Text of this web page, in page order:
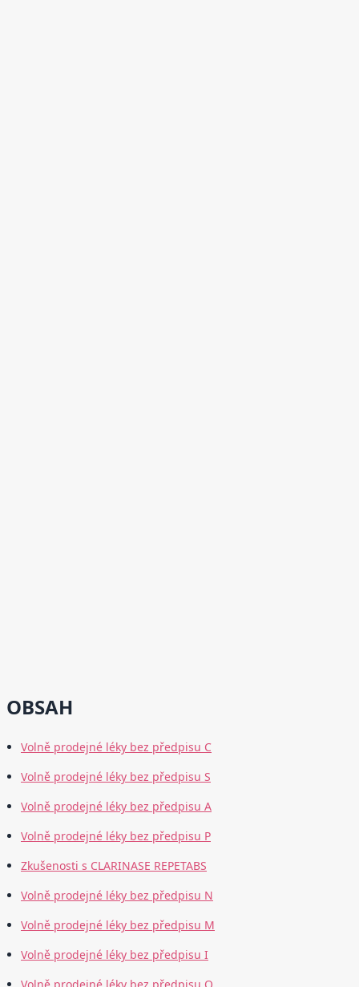
OBSAH
Volně prodejné léky bez předpisu C
Volně prodejné léky bez předpisu S
Volně prodejné léky bez předpisu A
Volně prodejné léky bez předpisu P
Zkušenosti s CLARINASE REPETABS
Volně prodejné léky bez předpisu N
Volně prodejné léky bez předpisu M
Volně prodejné léky bez předpisu I